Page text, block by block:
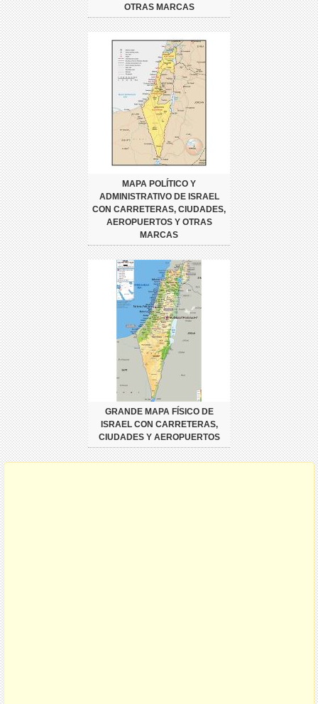
OTRAS MARCAS
MAPA POLÍTICO Y
ADMINISTRATIVO DE ISRAEL
CON CARRETERAS, CIUDADES,
AEROPUERTOS Y OTRAS
MARCAS
GRANDE MAPA FÍSICO DE
ISRAEL CON CARRETERAS,
CIUDADES Y AEROPUERTOS